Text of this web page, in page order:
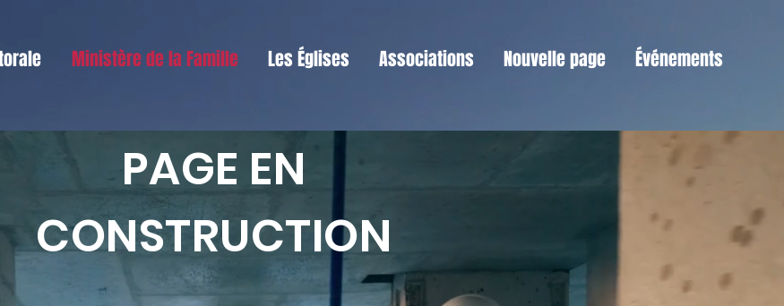
Ministère de la Famille Les Églises Associations Nouvelle page Événements
PAGE EN
CONSTRUCTION